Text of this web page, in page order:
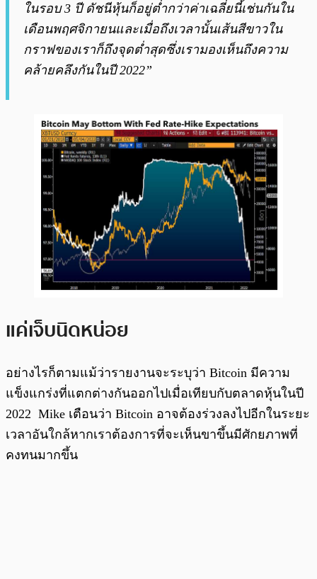
ในรอบ 3 ปี ดัชนีหุ้นก็อยู่ต่ำกว่าค่าเฉลี่ยนี้เช่นกันใน
เดือนพฤศจิกายนและเมื่อถึงเวลานั้นเส้นสีขาวใน
กราฟของเราก็ถึงจุดต่ำสุดซึ่งเรามองเห็นถึงความ
คล้ายคลึงกันในปี 2022”
แค่เจ็บนิดหน่อย
อย่างไรก็ตามแม้ว่ารายงานจะระบุว่า Bitcoin มีความ
แข็งแกร่งที่แตกต่างกันออกไปเมื่อเทียบกับตลาดหุ้นในปี
2022 Mike เตือนว่า Bitcoin อาจต้องร่วงลงไปอีกในระยะ
เวลาอันใกล้หากเราต้องการที่จะเห็นขาขึ้นมีศักยภาพที่
คงทนมากขึ้น